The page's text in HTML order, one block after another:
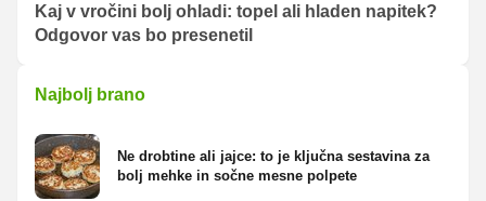
Kaj v vročini bolj ohladi: topel ali hladen napitek?
Odgovor vas bo presenetil
Najbolj brano
Ne drobtine ali jajce: to je ključna sestavina za
bolj mehke in sočne mesne polpete